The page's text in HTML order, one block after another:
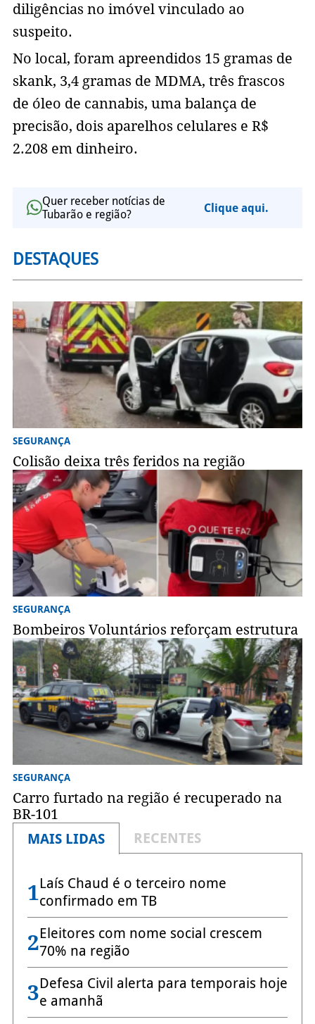
diligências no imóvel vinculado ao
suspeito.
No local, foram apreendidos 15 gramas de
skank, 3,4 gramas de MDMA, três frascos
de óleo de cannabis, uma balança de
precisão, dois aparelhos celulares e R$
2.208 em dinheiro.
Quer receber notícias de
Tubarão e região?
Clique aqui.
DESTAQUES
SEGURANÇA
Colisão deixa três feridos na região
SEGURANÇA
Bombeiros Voluntários reforçam estrutura
SEGURANÇA
Carro furtado na região é recuperado na
BR-101
MAIS LIDAS
RECENTES
1Laís Chaud é o terceiro nome
confirmado em TB
2Eleitores com nome social crescem
70% na região
3Defesa Civil alerta para temporais hoje
e amanhã